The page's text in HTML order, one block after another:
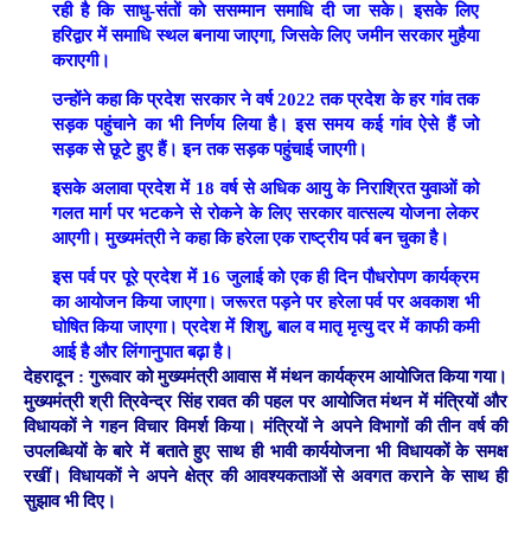
रही है कि साधु-संतों को ससम्मान समाधि दी जा सके। इसके लिए
हरिद्वार में समाधि स्थल बनाया जाएगा, जिसके लिए जमीन सरकार मुहैया
कराएगी।
उन्होंने कहा कि प्रदेश सरकार ने वर्ष 2022 तक प्रदेश के हर गांव तक
सड़क पहुंचाने का भी निर्णय लिया है। इस समय कई गांव ऐसे हैं जो
सड़क से छूटे हुए हैं। इन तक सड़क पहुंचाई जाएगी।
इसके अलावा प्रदेश में 18 वर्ष से अधिक आयु के निराश्रित युवाओं को
गलत मार्ग पर भटकने से रोकने के लिए सरकार वात्सल्य योजना लेकर
आएगी। मुख्यमंत्री ने कहा कि हरेला एक राष्ट्रीय पर्व बन चुका है।
इस पर्व पर पूरे प्रदेश में 16 जुलाई को एक ही दिन पौधरोपण कार्यक्रम
का आयोजन किया जाएगा। जरूरत पड़ने पर हरेला पर्व पर अवकाश भी
घोषित किया जाएगा। प्रदेश में शिशु, बाल व मातृ मृत्यु दर में काफी कमी
आई है और लिंगानुपात बढ़ा है।
देहरादून : गुरूवार को मुख्यमंत्री आवास में मंथन कार्यक्रम आयोजित किया गया।
मुख्यमंत्री श्री त्रिवेन्द्र सिंह रावत की पहल पर आयोजित मंथन में मंत्रियों और
विधायकों ने गहन विचार विमर्श किया। मंत्रियों ने अपने विभागों की तीन वर्ष की
उपलब्धियों के बारे में बताते हुए साथ ही भावी कार्ययोजना भी विधायकों के समक्ष
रखीं। विधायकों ने अपने क्षेत्र की आवश्यकताओं से अवगत कराने के साथ ही
सुझाव भी दिए।